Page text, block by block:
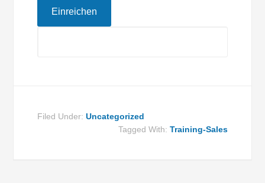
Filed Under:Uncategorized
Tagged With: Training-Sales